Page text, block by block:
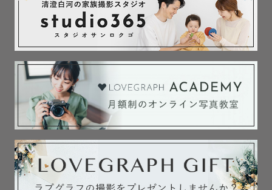
🌾神社・お寺さまでの撮影　お任せください🌾
静岡県内の神社さま、
山梨県・神奈川県の一部の神社さまにて
多数の撮影経験があります。
お宮参り、七五三など
い！